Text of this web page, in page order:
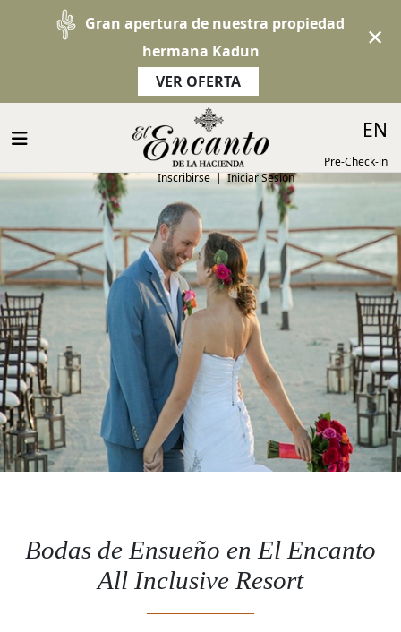
Inscribirse|Iniciar Sesión
Pre-Check-in
Gran apertura de nuestra propiedad
hermana Kadun
VER OFERTA
×
EN
Bodas de Ensueño en El Encanto
All Inclusive Resort